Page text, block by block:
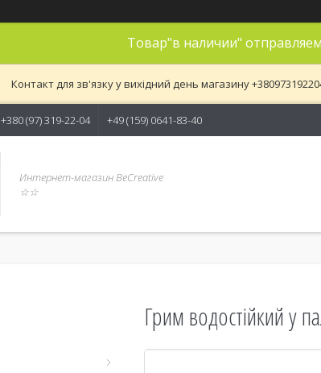
Товар"в наличии"
Контакт для зв'язку у вихідний день магазину
+380 (97) 319-22-04 +49 (159) 0641-83-40
Интернет-магазин BeCreative
☆☆
Грим водостійкий у